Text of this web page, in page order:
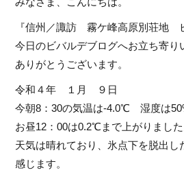
『信州／諏訪 霧ケ峰高原別荘地
今日のビバルデブログへお立ち寄り
ありがとうございます。
令和４年 １月 ９日
今朝8：30の気温は-4.0℃ 湿度は
お昼12：00は0.2℃まで上がりました
天気は晴れており、氷点下を脱出し
感じます。